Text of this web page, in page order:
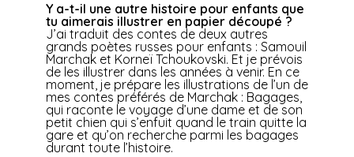
Y a-t-il une autre histoire pour enfants que
tu aimerais illustrer en papier découpé ?
J’ai traduit des contes de deux autres
grands poètes russes pour enfants : Samouil
Marchak et Korneï Tchoukovski. Et je prévois
de les illustrer dans les années à venir. En ce
moment, je prépare les illustrations de l’un de
mes contes préférés de Marchak : Bagages,
qui raconte le voyage d’une dame et de son
petit chien qui s’enfuit quand le train quitte la
gare et qu’on recherche parmi les bagages
durant toute l’histoire.